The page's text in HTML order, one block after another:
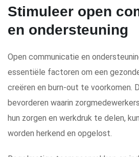
Stimuleer open
en ondersteuning
Open communicatie en
essentiële factoren om een
creëren en burn-out te voorkomen.
bevorderen waarin
hun zorgen en werkdruk te delen,
worden herkend en opgelost.